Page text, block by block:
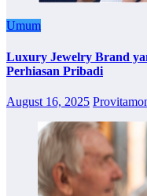
Umum
Luxury Jewelry Brand
Perhiasan Pribadi
August 16, 2025